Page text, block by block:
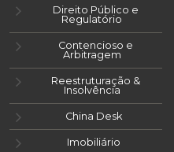
Direito Público e
Regulatório
Contencioso e
Arbitragem
Reestruturação &
Insolvência
China Desk
Imobiliário